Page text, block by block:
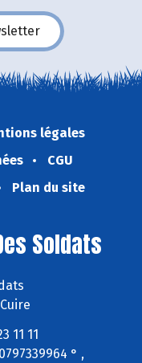
légales
CGU
Plan du site
Soldats
11 11
° ,